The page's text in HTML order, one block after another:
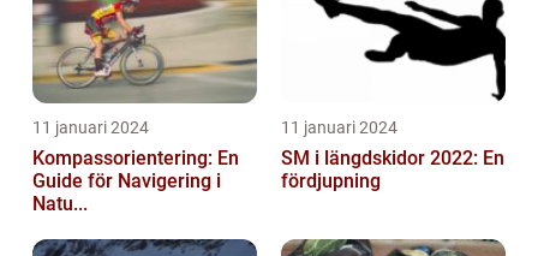
11 januari 2024
Kompassorientering: En
Guide för Navigering i
Natu...
11 januari 2024
SM i längdskidor 2022: En
fördjupning